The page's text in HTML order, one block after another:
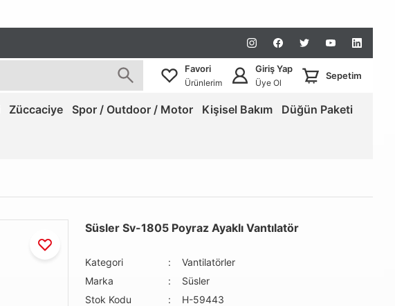
Favori
Ürünlerim
Giriş Yap
Üye Ol
Sepetim
Züccaciye Spor / Outdoor / Motor Kişisel Bakım Düğün Paketi
Süsler Sv-1805 Poyraz Ayaklı Vantılatör
Kategori
Vantilatörler
Marka
Süsler
Stok Kodu
H-59443